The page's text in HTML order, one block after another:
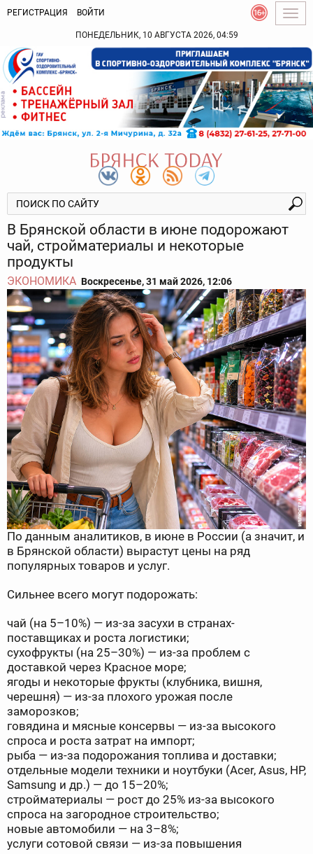
РЕГИСТРАЦИЯ ВОЙТИ
ПОНЕДЕЛЬНИК, 10 АВГУСТА 2026, 04:59
В Брянской области в июне подорожают
чай, стройматериалы и некоторые
продукты
ЭКОНОМИКА Воскресенье, 31 май 2026, 12:06
По данным аналитиков, в июне в России (а значит, и
в Брянской области) вырастут цены на ряд
популярных товаров и услуг.
Сильнее всего могут подорожать:
чай (на 5–10%) — из-за засухи в странах-
поставщиках и роста логистики;
сухофрукты (на 25–30%) — из-за проблем с
доставкой через Красное море;
ягоды и некоторые фрукты (клубника, вишня,
черешня) — из-за плохого урожая после
заморозков;
говядина и мясные консервы — из-за высокого
спроса и роста затрат на импорт;
рыба — из-за подорожания топлива и доставки;
отдельные модели техники и ноутбуки (Acer, Asus, HP,
Samsung и др.) — до 15–20%;
стройматериалы — рост до 25% из-за высокого
спроса на загородное строительство;
новые автомобили — на 3–8%;
услуги сотовой связи — из-за повышения